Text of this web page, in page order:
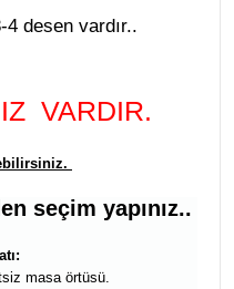
desen vardır..
VARDIR.
seçim yapınız..
masa örtüsü.